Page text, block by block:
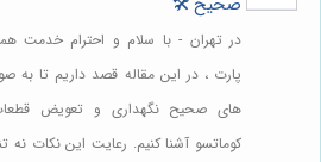
در تهران - با سلام و احترام خدمت
پارت ، در این مقاله قصد داریم تا به
های صحیح نگهداری و تعویض
کوماتسو آشنا کنیم. رعایت این نکات نه